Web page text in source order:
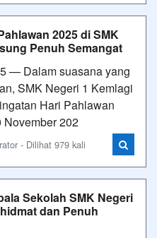
2025 di SMK
Penuh Semangat
— Dalam suasana yang
SMK Negeri 1 Kemlagi
Hari Pahlawan
November 202
- Dilihat 979 kali
Sekolah SMK Negeri
dan Penuh